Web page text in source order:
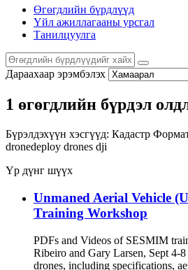
Өгөгдлийн бүрдлүүд
Үйл ажиллагааны урсгал
Танилцуулга
Дараахаар эрэмбэлэх
1 өгөгдлийн бүрдэл
Бүрэлдэхүүн хэсгүүд: Кадастр
dronedeploy drones dji
Үр дүнг шүүх
Unmaned Aerial Vehicle
Training Workshop
PDFs and Videos of SESMIM
Ribeiro and Gary Larsen, Sept 4-
drones, including specifications,